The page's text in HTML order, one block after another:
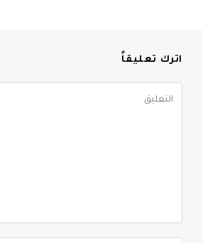
اترك تعليقاً